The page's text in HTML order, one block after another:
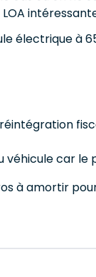
électrique à
car le
à amortir